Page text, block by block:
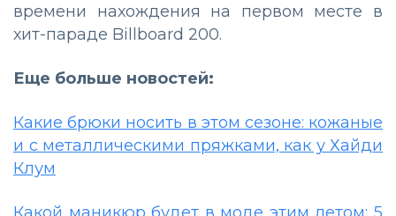
времени нахождения на первом месте в
хит-параде Billboard 200.
Еще больше новостей:
Какие брюки носить в этом сезоне: кожаные
и с металлическими пряжками, как у Хайди
Клум